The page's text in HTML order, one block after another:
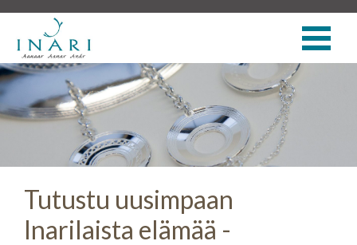
Tutustu uusimpaan
Inarilaista elämää -